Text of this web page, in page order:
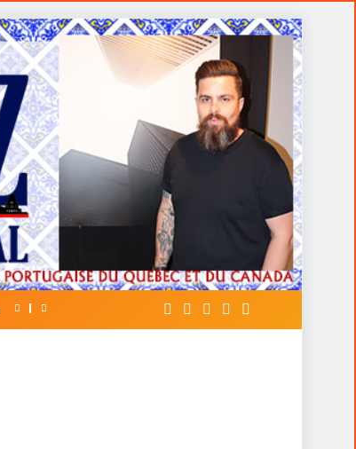
A FALÁCIA DA TÁTICA DE OPOR